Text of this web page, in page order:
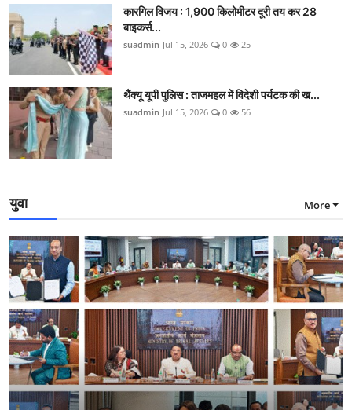
कारगिल विजय : 1,900 किलोमीटर दूरी तय कर 28
बाइकर्स...
suadmin Jul 15, 2026 0 25
थैंक्यू यूपी पुलिस : ताजमहल में विदेशी पर्यटक की ख...
suadmin Jul 15, 2026 0 56
युवा More